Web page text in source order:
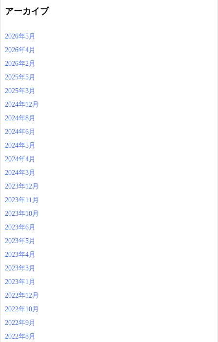
アーカイブ
2026年5月
2026年4月
2026年2月
2025年5月
2025年3月
2024年12月
2024年8月
2024年6月
2024年5月
2024年4月
2024年3月
2023年12月
2023年11月
2023年10月
2023年6月
2023年5月
2023年4月
2023年3月
2023年1月
2022年12月
2022年10月
2022年9月
2022年8月